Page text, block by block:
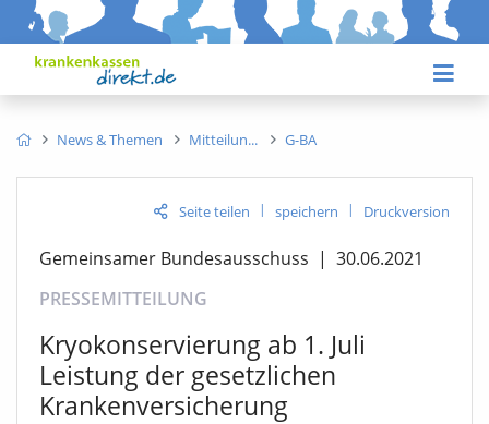
News & Themen Mitteilun G-BA
Seite teilen | speichern | Druckversion
Gemeinsamer Bundesausschuss | 30.06.2021
PRESSEMITTEILUNG
Kryokonservierung ab 1. Juli
Leistung der gesetzlichen
Krankenversicherung